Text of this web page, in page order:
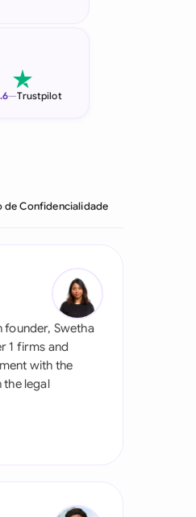
—Trustpilot
de Confidencialidade
founder, Swetha
1 firms and
with the
the legal